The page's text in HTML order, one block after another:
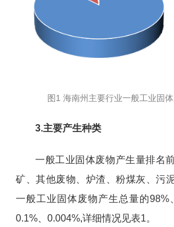
图1 海南州主要行业一般工业固
3.主要产生种类
一般工业固体废物产生量排名
矿、其他废物、炉渣、粉煤灰、污
一般工业固体废物产生总量的98%
0.1%、0.004%,详细情况见表1。